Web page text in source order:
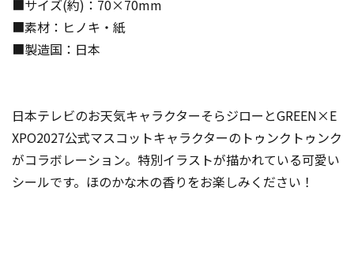
■サイズ(約)：70×70mm
■素材：ヒノキ・紙
■製造国：日本
日本テレビのお天気キャラクターそらジローとGREEN×E
XPO2027公式マスコットキャラクターのトゥンクトゥンク
がコラボレーション。特別イラストが描かれている可愛い
シールです。ほのかな木の香りをお楽しみください！